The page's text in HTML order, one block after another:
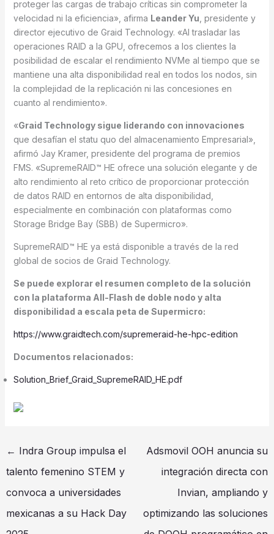
proteger las cargas de trabajo críticas sin comprometer la
velocidad ni la eficiencia», afirma Leander Yu , presidente y
director ejecutivo de Graid Technology. «Al trasladar las
operaciones RAID a la GPU, ofrecemos a los clientes la
posibilidad de escalar el rendimiento NVMe al tiempo que se
mantiene una alta disponibilidad real en todos los nodos, sin
la complejidad de la replicación ni las concesiones en
cuanto al rendimiento».
«Graid Technology sigue liderando con innovaciones
que desafían el statu quo del almacenamiento Empresarial»,
afirmó Jay Kramer, presidente del programa de premios
FMS. «SupremeRAID™ HE ofrece una solución elegante y de
alto rendimiento al reto crítico de proporcionar protección
de datos RAID en entornos de alta disponibilidad,
especialmente en combinación con plataformas como
Storage Bridge Bay (SBB) de Supermicro».
SupremeRAID™ HE ya está disponible a través de la red
global de socios de Graid Technology.
Se puede explorar el resumen completo de la solución
con la plataforma All-Flash de doble nodo y alta
disponibilidad a escala peta de Supermicro:
https://www.graidtech.com/supremeraid-he-hpc-edition
Documentos relacionados:
Solution_Brief_Graid_SupremeRAID_HE.pdf
← Indra Group impulsa el
talento femenino STEM y
convoca a universidades
mexicanas a su Hack Day
Adsmovil OOH anuncia su
integración directa con
Invian, ampliando y
optimizando las soluciones